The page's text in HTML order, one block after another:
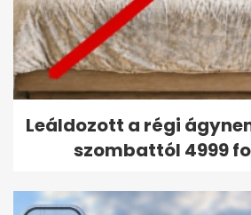
Leáldozott a régi
szombattól 4999